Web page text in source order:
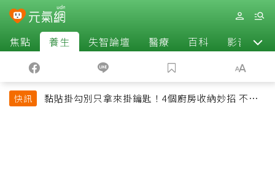
焦點 養生 失智論壇 醫療 百科 影音
快訊
黏貼掛勾別只拿來掛鑰匙！4個廚房收納妙招 不用